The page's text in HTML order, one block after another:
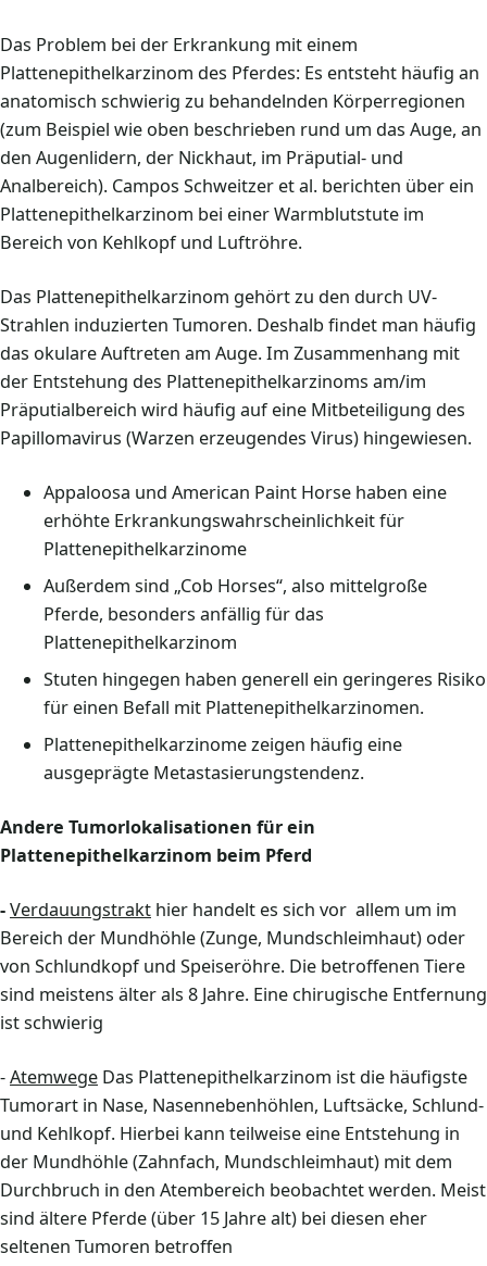
Das Problem bei der Erkrankung mit einem
Plattenepithelkarzinom des Pferdes: Es entsteht häufig an
anatomisch schwierig zu behandelnden Körperregionen
(zum Beispiel wie oben beschrieben rund um das Auge, an
den Augenlidern, der Nickhaut, im Präputial- und
Analbereich). Campos Schweitzer et al. berichten über ein
Plattenepithelkarzinom bei einer Warmblutstute im
Bereich von Kehlkopf und Luftröhre.
Das Plattenepithelkarzinom gehört zu den durch UV-
Strahlen induzierten Tumoren. Deshalb findet man häufig
das okulare Auftreten am Auge. Im Zusammenhang mit
der Entstehung des Plattenepithelkarzinoms am/im
Präputialbereich wird häufig auf eine Mitbeteiligung des
Papillomavirus (Warzen erzeugendes Virus) hingewiesen.
Appaloosa und American Paint Horse haben eine
erhöhte Erkrankungswahrscheinlichkeit für
Plattenepithelkarzinome
Außerdem sind „Cob Horses“, also mittelgroße
Pferde, besonders anfällig für das
Plattenepithelkarzinom
Stuten hingegen haben generell ein geringeres Risiko
für einen Befall mit Plattenepithelkarzinomen.
Plattenepithelkarzinome zeigen häufig eine
ausgeprägte Metastasierungstendenz.
Andere Tumorlokalisationen für ein
Plattenepithelkarzinom beim Pferd
-Verdauungstrakt hier handelt es sich vor allem um im
Bereich der Mundhöhle (Zunge, Mundschleimhaut) oder
von Schlundkopf und Speiseröhre. Die betroffenen Tiere
sind meistens älter als 8 Jahre. Eine chirugische Entfernung
ist schwierig
-Atemwege Das Plattenepithelkarzinom ist die häufigste
Tumorart in Nase, Nasennebenhöhlen, Luftsäcke, Schlund-
und Kehlkopf. Hierbei kann teilweise eine Entstehung in
der Mundhöhle (Zahnfach, Mundschleimhaut) mit dem
Durchbruch in den Atembereich beobachtet werden. Meist
sind ältere Pferde (über 15 Jahre alt) bei diesen eher
seltenen Tumoren betroffen